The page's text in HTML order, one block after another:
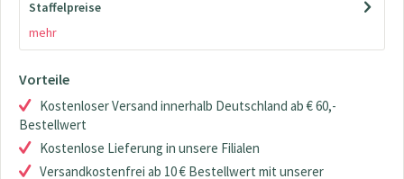
Staffelpreise
mehr
Vorteile
Kostenloser Versand innerhalb Deutschland ab € 60,-
Bestellwert
Kostenlose Lieferung in unsere Filialen
Versandkostenfrei ab 10 € Bestellwert mit unserer